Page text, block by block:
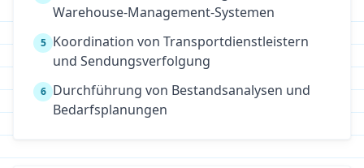
Warehouse-Management-Systemen
5 Koordination von Transportdienstleistern
und Sendungsverfolgung
6 Durchführung von Bestandsanalysen und
Bedarfsplanungen